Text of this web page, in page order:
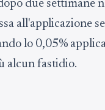
due settimane
all'applicazione
lo 0,05%
alcun fastidio.